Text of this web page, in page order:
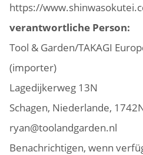
https://
verantwortliche Person:
Tool & Garden/TAKAGI
(importer)
Lagedijkerweg 13N
Schagen, Niederlande,
ryan@toolandgarden.nl
Benachrichtigen, wenn